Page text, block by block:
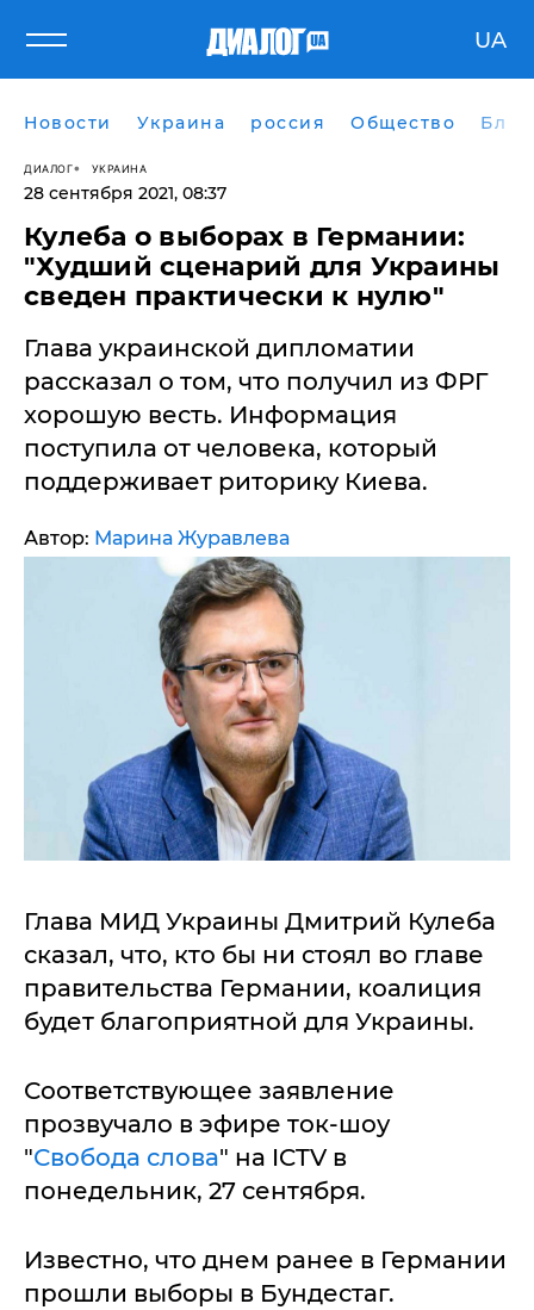
UA
Новости Украина россия Общество
ДИАЛОГ УКРАИНА
28 сентября 2021, 08:37
Кулеба о выборах в Германии:
"Худший сценарий для Украины
сведен практически к нулю"
Глава украинской дипломатии
рассказал о том, что получил из ФРГ
хорошую весть. Информация
поступила от человека, который
поддерживает риторику Киева.
Автор: Марина Журавлева
Глава МИД Украины Дмитрий Кулеба
сказал, что, кто бы ни стоял во главе
правительства Германии, коалиция
будет благоприятной для Украины.
Соответствующее заявление
прозвучало в эфире ток-шоу
"Свобода слова" на ICTV в
понедельник, 27 сентября.
Известно, что днем ранее в Германии
прошли выборы в Бундестаг.